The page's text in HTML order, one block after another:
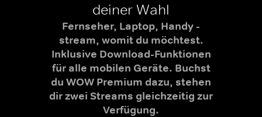
deiner Wahl
Fernseher, Laptop, Handy -
stream, womit du möchtest.
Inklusive Download-Funktionen
für alle mobilen Geräte. Buchst
du WOW Premium dazu, stehen
dir zwei Streams gleichzeitig zur
Verfügung.